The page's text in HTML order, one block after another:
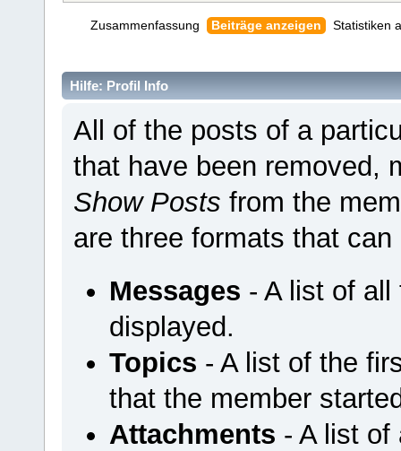
Zusammenfassung Beiträge anzeigen Statistiken
Hilfe: Profil Info
All of the posts of a
that have been removed,
Show Posts from the
are three formats that can
Messages - A list of
displayed.
Topics - A list of the
that the member
Attachments - A list of